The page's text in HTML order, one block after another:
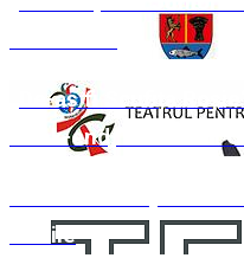
„De-aș fi Scufița
week-end, la Teatrul
textile